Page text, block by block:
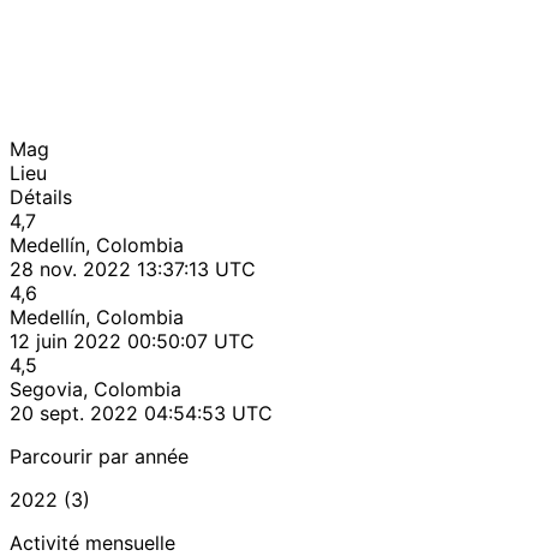
Mag
Lieu
Détails
4,7
Medellín, Colombia
28 nov. 2022 13:37:13 UTC
4,6
Medellín, Colombia
12 juin 2022 00:50:07 UTC
4,5
Segovia, Colombia
20 sept. 2022 04:54:53 UTC
Parcourir par année
2022 (3)
Activité mensuelle